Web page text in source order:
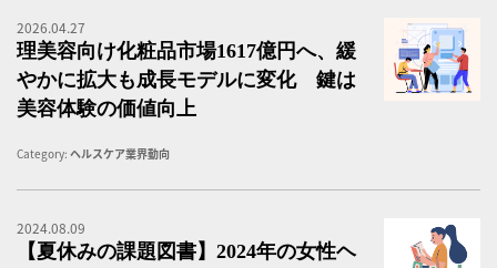
2026.04.27
理美容向け化粧品市場1617億円へ、緩
やかに拡大も成長モデルに変化 鍵は
美容体験の価値向上
Category: ヘルスケア業界動向
2024.08.09
【夏休みの課題図書】2024年の女性ヘ